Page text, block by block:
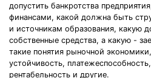
допустить банкротства
финансами, какой должна быть
и источникам образования, какую
собственные средства, а какую -
такие понятия рыночной
устойчивость,
рентабельность и другие.